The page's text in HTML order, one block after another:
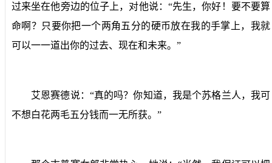
过来坐在他旁边的位子上，对他说：“先生，你好！要不要算
命啊？只要你把一个两角五分的硬币放在我的手掌上，我就
可以一一道出你的过去、现在和未来。”
艾恩赛德说：“真的吗？你知道，我是个苏格兰人，我可
不想白花两毛五分钱而一无所获。”